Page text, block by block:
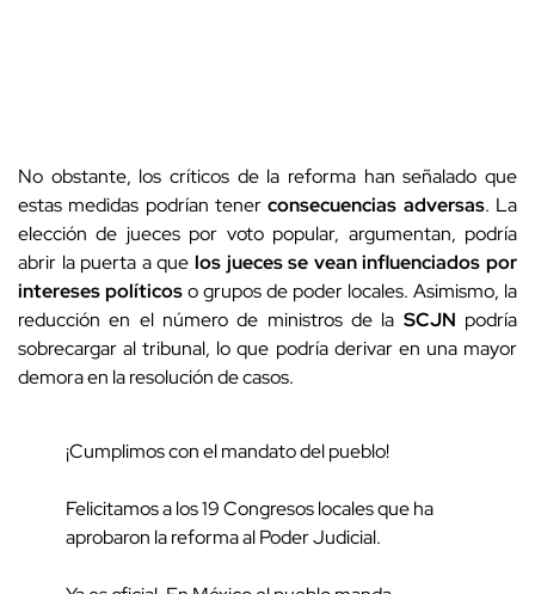
No obstante, los críticos de la reforma han señalado que
estas medidas podrían tenerconsecuencias adversas. La
elección de jueces por voto popular, argumentan, podría
abrir la puerta a que los jueces se vean influenciados por
intereses políticoso grupos de poder locales. Asimismo, la
reducción en el número de ministros de la SCJN podría
sobrecargar al tribunal, lo que podría derivar en una mayor
demora en la resolución de casos.
¡Cumplimos con el mandato del pueblo!
Felicitamos a los 19 Congresos locales que ha
aprobaron la reforma al Poder Judicial.